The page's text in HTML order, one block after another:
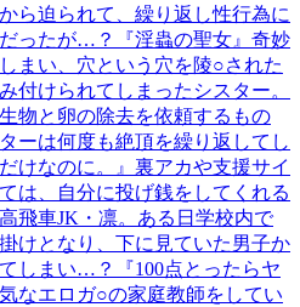
ら迫られて、繰り返し性行為に
ったが…？『淫蟲の聖女』奇妙
まい、穴という穴を陵○された
付けられてしまったシスター。
物と卵の除去を依頼するもの
ーは何度も絶頂を繰り返してし
けなのに。』裏アカや支援サイ
は、自分に投げ銭をしてくれる
飛車JK・凛。ある日学校内で
けとなり、下に見ていた男子か
しまい…？『100点とったらヤ
なエロガ○の家庭教師をしてい